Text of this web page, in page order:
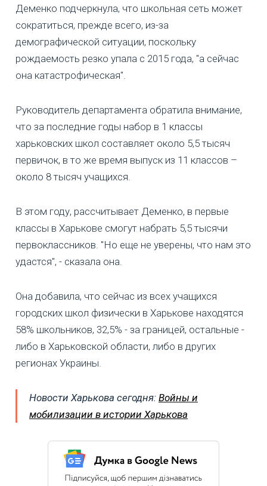
Деменко подчеркнула, что школьная сеть может
сократиться, прежде всего, из-за
демографической ситуации, поскольку
рождаемость резко упала с 2015 года, "а сейчас
она катастрофическая".
Руководитель департамента обратила внимание,
что за последние годы набор в 1 классы
харьковских школ составляет около 5,5 тысяч
первичок, в то же время выпуск из 11 классов –
около 8 тысяч учащихся.
В этом году, рассчитывает Деменко, в первые
классы в Харькове смогут набрать 5,5 тысячи
первоклассников. "Но еще не уверены, что нам это
удастся", - сказала она.
Она добавила, что сейчас из всех учащихся
городских школ физически в Харькове находятся
58% школьников, 32,5% - за границей, остальные -
либо в Харьковской области, либо в других
регионах Украины.
Новости Харькова сегодня: Войны и
мобилизации в истории Харькова